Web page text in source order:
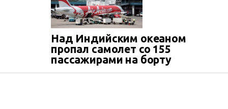
Над Индийским океаном
пропал самолет со 155
пассажирами на борту